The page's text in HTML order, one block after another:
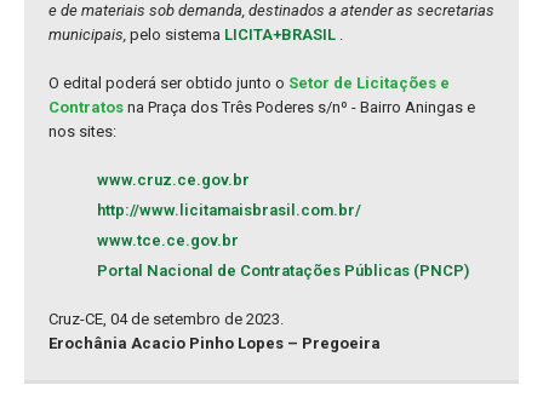
e de materiais sob demanda, destinados a atender as secretarias
municipais, pelo sistema LICITA+BRASIL .
O edital poderá ser obtido junto o Setor de Licitações e
Contratos na Praça dos Três Poderes s/nº - Bairro Aningas e
nos sites:
www.cruz.ce.gov.br
http://www.licitamaisbrasil.com.br/
www.tce.ce.gov.br
Portal Nacional de Contratações Públicas (PNCP)
Cruz-CE, 04 de setembro de 2023.
Erochânia Acacio Pinho Lopes – Pregoeira